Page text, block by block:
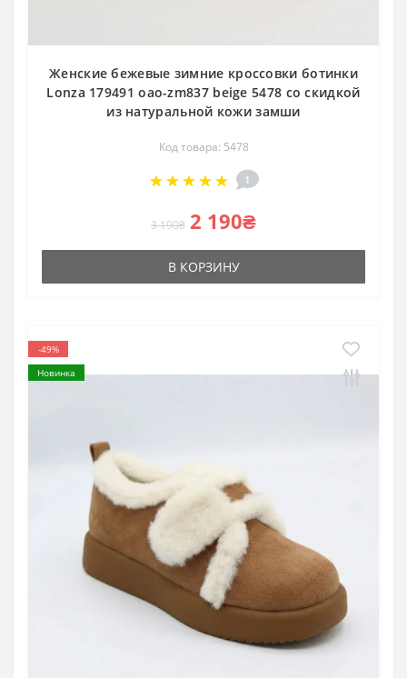
Женские бежевые зимние кроссовки ботинки
Lonza 179491 oao-zm837 beige 5478 со скидкой
из натуральной кожи замши
Код товара: 5478
1
3 190₴ 2 190₴
В КОРЗИНУ
-49%
Новинка